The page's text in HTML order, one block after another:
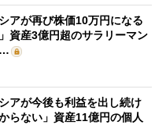
シアが再び株価10万円になる
資産3億円超のサラリーマン
…
シアが今後も利益を出し続け
らない」資産11億円の個人